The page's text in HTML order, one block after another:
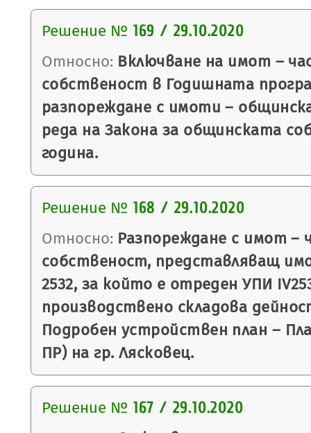
Решение № 169 / 29.10.2020
Относно: Включване на имот –
собственост в Годишната
разпореждане с имоти –
реда на Закона за общинската
година.
Решение № 168 / 29.10.2020
Относно: Разпореждане с имот –
собственост, представляващ
2532, за който е отреден УПИ
производствено складова
Подробен устройствен план –
ПР) на гр. Лясковец.
Решение № 167 / 29.10.2020